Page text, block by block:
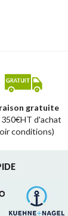
gratuite
d'achat
conditions)